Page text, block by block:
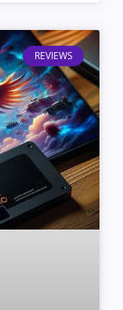
REVIEWS